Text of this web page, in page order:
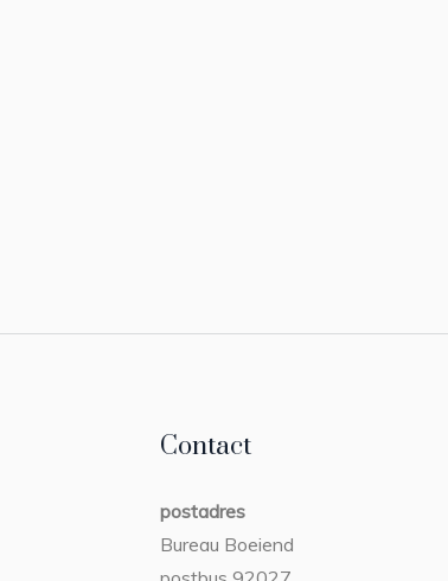
Contact
postadres
Bureau Boeiend